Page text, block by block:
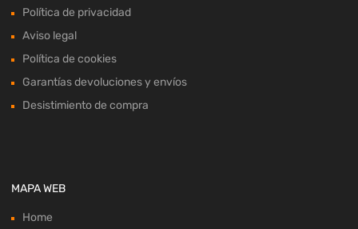
Política de privacidad
Aviso legal
Política de cookies
Garantías devoluciones y envíos
Desistimiento de compra
MAPA WEB
Home